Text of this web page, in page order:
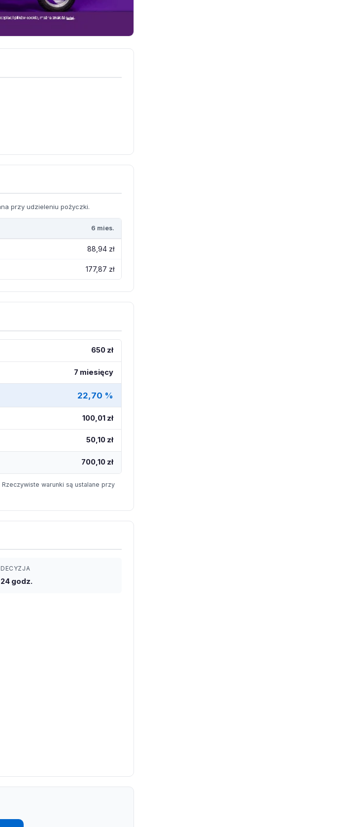
przy udzieleniu pożyczki.
6 mies.
88,94 zł
177,87 zł
650 zł
7 miesięcy
22,70 %
100,01 zł
50,10 zł
700,10 zł
warunki są ustalane przy
DECYZJA
24 godz.